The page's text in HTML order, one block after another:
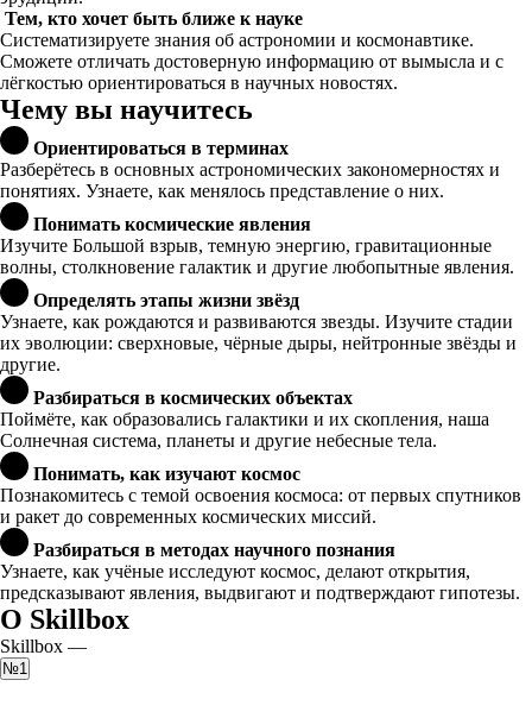
Тем, кто хочет быть ближе к науке
Систематизируете знания об астрономии и космонавтике.
Сможете отличать достоверную информацию от вымысла и с
лёгкостью ориентироваться в научных новостях.
Чему вы научитесь
Ориентироваться в терминах
Разберётесь в основных астрономических закономерностях и
понятиях. Узнаете, как менялось представление о них.
Понимать космические явления
Изучите Большой взрыв, темную энергию, гравитационные
волны, столкновение галактик и другие любопытные явления.
Определять этапы жизни звёзд
Узнаете, как рождаются и развиваются звезды. Изучите стадии
их эволюции: сверхновые, чёрные дыры, нейтронные звёзды и
другие.
Разбираться в космических объектах
Поймёте, как образовались галактики и их скопления, наша
Солнечная система, планеты и другие небесные тела.
Понимать, как изучают космос
Познакомитесь с темой освоения космоса: от первых спутников
и ракет до современных космических миссий.
Разбираться в методах научного познания
Узнаете, как учёные исследуют космос, делают открытия,
предсказывают явления, выдвигают и подтверждают гипотезы.
О Skillbox
Skillbox —
№1